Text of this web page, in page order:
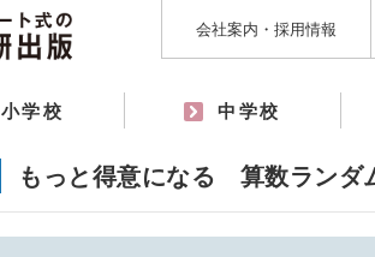
会社案内・採用情報
小学校 中学校
もっと得意になる 算数ラン